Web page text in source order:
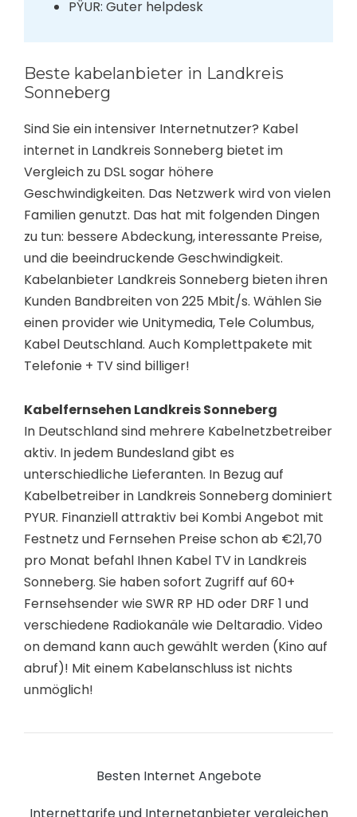
PŸUR: Guter helpdesk
Beste kabelanbieter in Landkreis
Sonneberg
Sind Sie ein intensiver Internetnutzer? Kabel
internet in Landkreis Sonneberg bietet im
Vergleich zu DSL sogar höhere
Geschwindigkeiten. Das Netzwerk wird von vielen
Familien genutzt. Das hat mit folgenden Dingen
zu tun: bessere Abdeckung, interessante Preise,
und die beeindruckende Geschwindigkeit.
Kabelanbieter Landkreis Sonneberg bieten ihren
Kunden Bandbreiten von 225 Mbit/s. Wählen Sie
einen provider wie Unitymedia, Tele Columbus,
Kabel Deutschland. Auch Komplettpakete mit
Telefonie + TV sind billiger!
Kabelfernsehen Landkreis Sonneberg
In Deutschland sind mehrere Kabelnetzbetreiber
aktiv. In jedem Bundesland gibt es
unterschiedliche Lieferanten. In Bezug auf
Kabelbetreiber in Landkreis Sonneberg dominiert
PYUR. Finanziell attraktiv bei Kombi Angebot mit
Festnetz und Fernsehen Preise schon ab €21,70
pro Monat befahl Ihnen Kabel TV in Landkreis
Sonneberg. Sie haben sofort Zugriff auf 60+
Fernsehsender wie SWR RP HD oder DRF 1 und
verschiedene Radiokanäle wie Deltaradio. Video
on demand kann auch gewählt werden (Kino auf
abruf)! Mit einem Kabelanschluss ist nichts
unmöglich!
Besten Internet Angebote
Internettarife und Internetanbieter vergleichen